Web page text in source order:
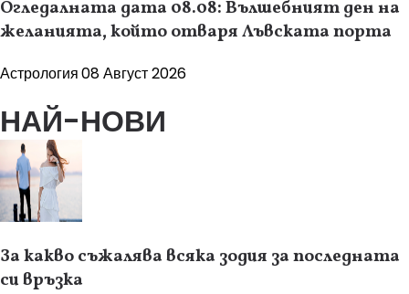
Огледалната дата 08.08: Вълшебният ден на
желанията, който отваря Лъвската порта
Астрология08 Август 2026
НАЙ-НОВИ
За какво съжалява всяка зодия за последната
си връзка